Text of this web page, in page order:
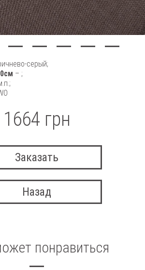
серый;
– ;
1664 грн
Заказать
Назад
понравиться